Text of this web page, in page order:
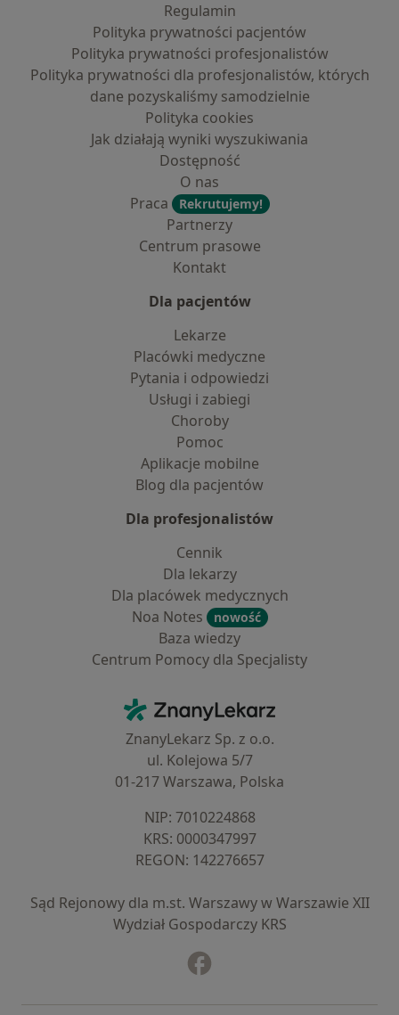
Regulamin
Polityka prywatności pacjentów
Polityka prywatności profesjonalistów
Polityka prywatności dla profesjonalistów, których
dane pozyskaliśmy samodzielnie
Polityka cookies
Jak działają wyniki wyszukiwania
Dostępność
O nas
Praca
Rekrutujemy!
Partnerzy
Centrum prasowe
Kontakt
Dla pacjentów
Lekarze
Placówki medyczne
Pytania i odpowiedzi
Usługi i zabiegi
Choroby
Pomoc
Aplikacje mobilne
Blog dla pacjentów
Dla profesjonalistów
Cennik
Dla lekarzy
Dla placówek medycznych
Noa Notes
nowość
Baza wiedzy
Centrum Pomocy dla Specjalisty
ZnanyLekarz - Strona główna
ZnanyLekarz Sp. z o.o.
ul. Kolejowa 5/7
01-217 Warszawa, Polska
NIP: ⁠7010224868
KRS: ⁠0000347997
REGON: ⁠142276657
Sąd Rejonowy dla m.st. Warszawy w Warszawie XII
Wydział Gospodarczy KRS